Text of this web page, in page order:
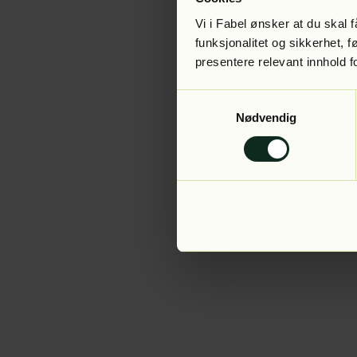
Vi i Fabel ønsker at du skal
funksjonalitet og sikkerhet,
presentere relevant innhold
Nødvendig
Application